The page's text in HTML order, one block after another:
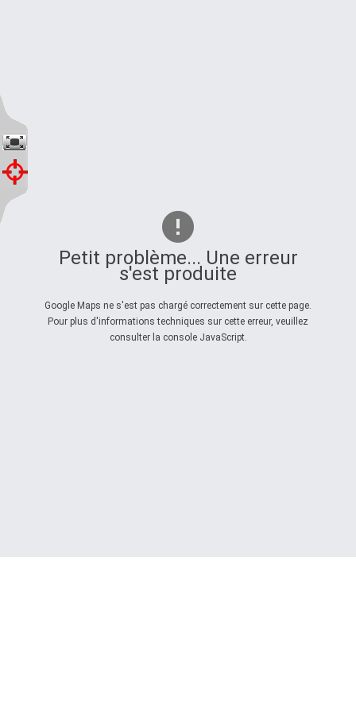
Petit problème... Une erreur
s'est produite
Google Maps ne s'est pas chargé correctement sur cette page.
Pour plus d'informations techniques sur cette erreur, veuillez
consulter la console JavaScript.